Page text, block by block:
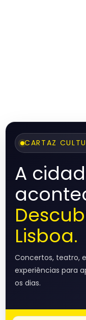
CARTAZ
A
Lisboa.
Concertos, teatro,
experiências para
os dias.